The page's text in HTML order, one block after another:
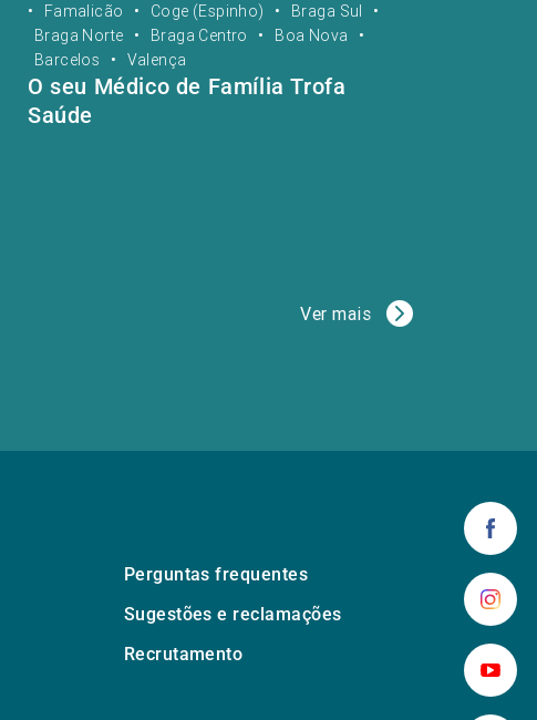
•
Famalicão • Coge (Espinho) • Braga Sul
•
Braga Norte
• Braga Centro • Boa Nova
•
Barcelos
• Valença
O seu Médico de Família Trofa
Saúde
Ver mais
Perguntas frequentes
Sugestões e reclamações
Recrutamento